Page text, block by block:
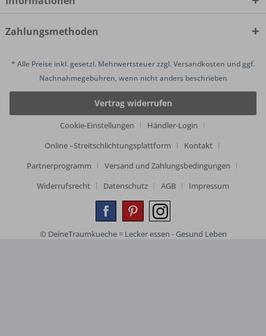
Zahlungsmethoden
* Alle Preise inkl. gesetzl. Mehrwertsteuer zzgl.Versandkosten und ggf.
Nachnahmegebühren, wenn nicht anders beschrieben
Vertrag widerrufen
Cookie-Einstellungen
Händler-Login
Online –Streitschlichtungsplattform
Kontakt
Partnerprogramm
Versand und Zahlungsbedingungen
Widerrufsrecht
Datenschutz AGB Impressum
© DeineTraumkueche = Lecker essen - Gesund Leben